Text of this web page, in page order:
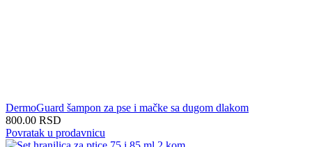
DermoGuard šampon za pse i mačke sa dugom dlakom
800.00 RSD
Povratak u prodavnicu